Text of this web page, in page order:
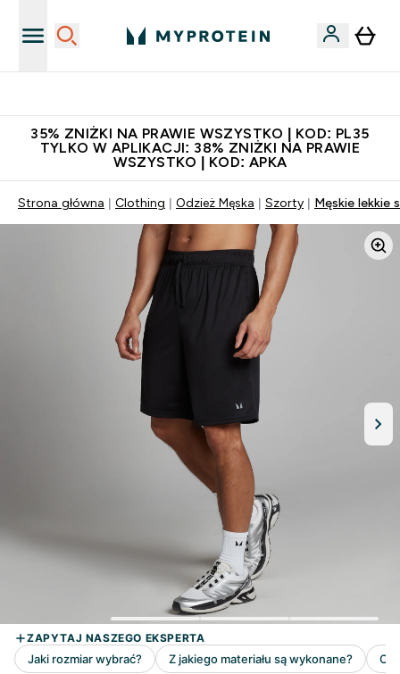
35% ZNIŻKI NA PRAWIE WSZYSTKO | KOD: PL35
TYLKO W APLIKACJI: 38% ZNIŻKI NA PRAWIE
WSZYSTKO | KOD: APKA
Strona główna Clothing Odzież Męska Szorty Męskie lekkie